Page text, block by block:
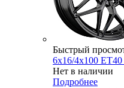
Быстрый
6x16/4x100
Нет в наличии
Подробнее